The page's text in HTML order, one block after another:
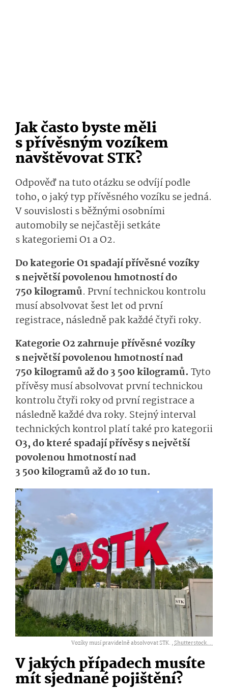
Jak často byste měli
s přívěsným vozíkem
navštěvovat STK?
Odpověď na tuto otázku se odvíjí podle
toho, o jaký typ přívěsného vozíku se jedná.
V souvislosti s běžnými osobními
automobily se nejčastěji setkáte
s kategoriemi O1 a O2.
Do kategorie O1 spadají přívěsné vozíky
s největší povolenou hmotností do
750 kilogramů. První technickou kontrolu
musí absolvovat šest let od první
registrace, následně pak každé čtyři roky.
Kategorie O2 zahrnuje přívěsné vozíky
s největší povolenou hmotností nad
750 kilogramů až do 3 500 kilogramů. Tyto
přívěsy musí absolvovat první technickou
kontrolu čtyři roky od první registrace a
následně každé dva roky. Stejný interval
technických kontrol platí také pro kategorii
O3, do které spadají přívěsy s největší
povolenou hmotností nad
3 500 kilogramů až do 10 tun.
Vozíky musí pravidelně absolvovat STK. ,Shutterstock....
V jakých případech musíte
mít sjednané pojištění?